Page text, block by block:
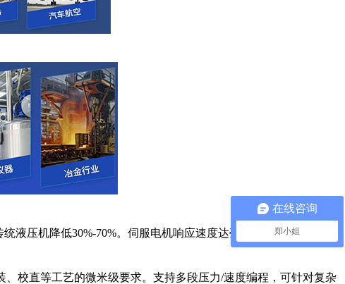
压机降低30%-70%。伺服电机响应速度达毫秒级，可根据工艺
校直等工艺的微米级要求。支持多段压力/速度编程，可针对复杂
在线咨询
郑小姐